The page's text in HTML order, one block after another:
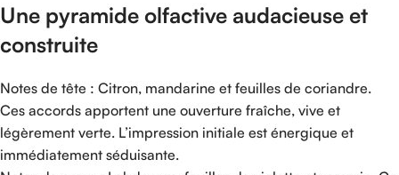
Une pyramide olfactive audacieuse et
construite
Notes de tête : Citron, mandarine et feuilles de coriandre.
Ces accords apportent une ouverture fraîche, vive et
légèrement verte. L’impression initiale est énergique et
immédiatement séduisante.